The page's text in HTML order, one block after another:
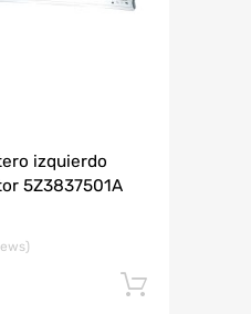
izquierdo
5Z3837501A